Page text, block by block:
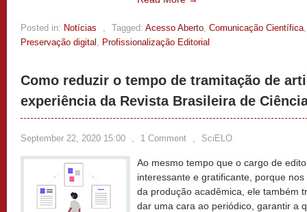
Posted in: Notícias , Tagged: Acesso Aberto, Comunicação Científica
Preservação digital , Profissionalização Editorial
Como reduzir o tempo de tramitação de
experiência da Revista Brasileira de
September 22, 2020 15:00 , 1 Comment , SciELO
Ao mesmo tempo que o cargo de
interessante e gratificante, porque
da produção acadêmica, ele também
dar uma cara ao periódico, garantir a